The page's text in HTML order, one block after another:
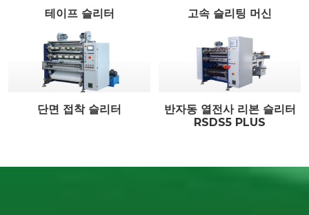
테이프 슬리터 고속 슬리팅 머신
단면 접착 슬리터
반자동 열전사 리본 슬리터
RSDS5 PLUS